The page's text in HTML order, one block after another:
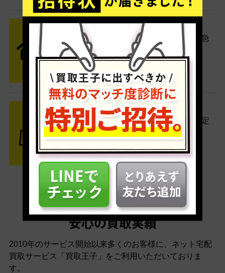
STEP2 発送
送料無料でご自宅から発送！佐川急
便がご自宅まで引き取りに伺いま
す。
STEP3 ご入金
査定結果はメールでお知らせ。査定
結果がOKなら金額をお支払い！
安心の買取実績
2010年のサービス開始以来多くのお客様に、 ネット宅配
買取サービス「買取王子」をご利用いただいておりま
す。